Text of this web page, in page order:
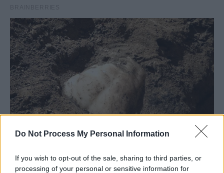
Do Not Process My Personal Information
If you wish to opt-out of the sale, sharing to third parties, or
processing of your personal or sensitive information for